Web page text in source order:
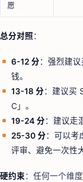
愿
总分对照 ：
6-12 分 ：强烈建
钱。
13-18 分 ：建议买
C」。
19-24 分 ：建议走
25-30 分 ：可以考
评审、避免一次性
硬约束 ：任何一个维